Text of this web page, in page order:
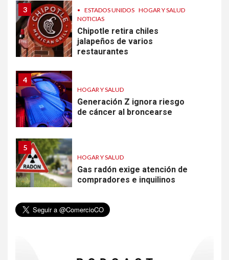
3 • ESTADOS UNIDOS HOGAR Y SALUD
NOTICIAS
Chipotle retira chiles
jalapeños de varios
restaurantes
4
HOGAR Y SALUD
Generación Z ignora riesgo
de cáncer al broncearse
5
HOGAR Y SALUD
Gas radón exige atención de
compradores e inquilinos
6